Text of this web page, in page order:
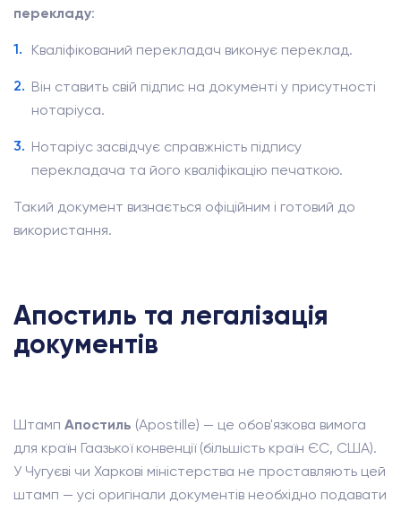
перекладу:
Кваліфікований перекладач виконує переклад.
Він ставить свій підпис на документі у присутності
нотаріуса.
Нотаріус засвідчує справжність підпису
перекладача та його кваліфікацію печаткою.
Такий документ визнається офіційним і готовий до
використання.
Апостиль та легалізація
документів
Штамп Апостиль (Apostille) — це обов'язкова вимога
для країн Гаазької конвенції (більшість країн ЄС, США).
У Чугуєві чи Харкові міністерства не проставляють цей
штамп — усі оригінали документів необхідно подавати